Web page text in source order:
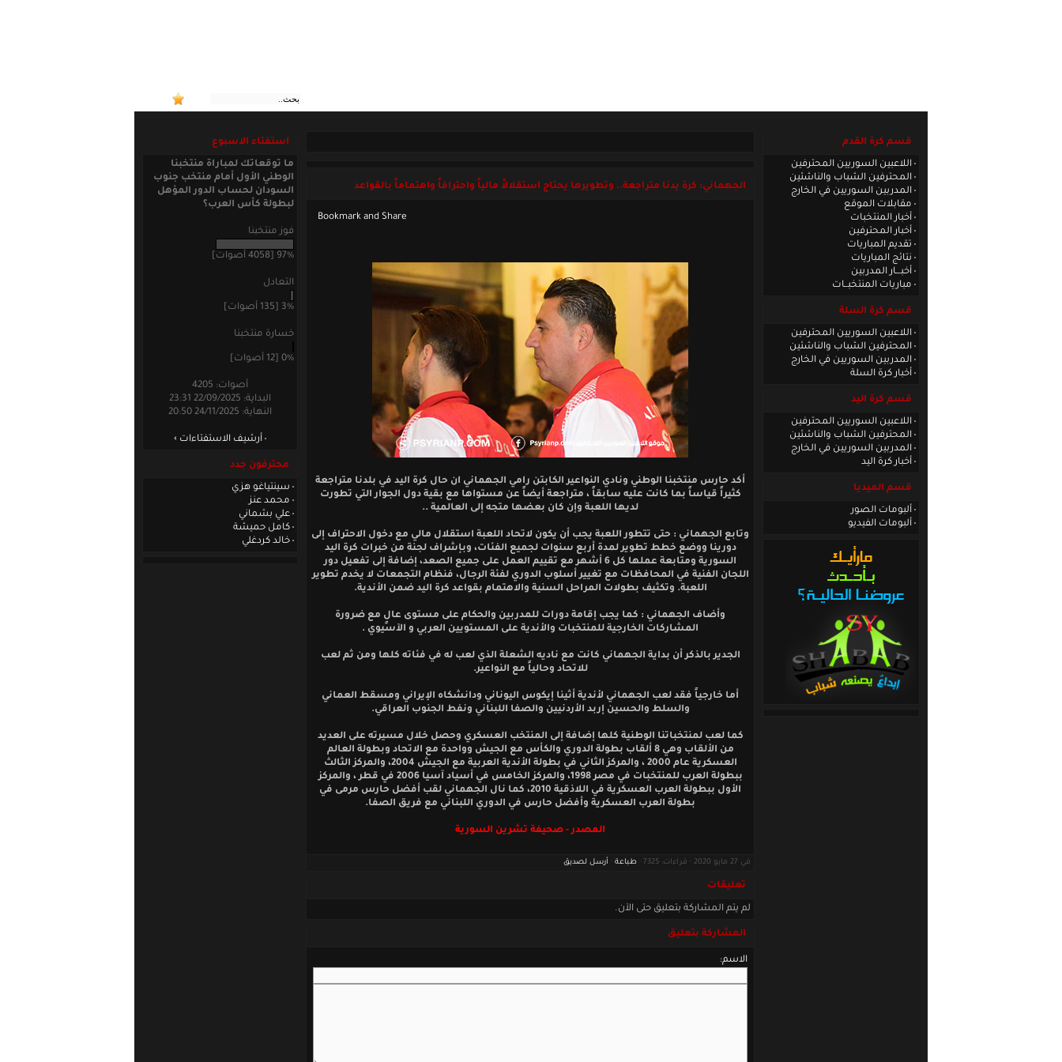
قسم كرة القدم
اللاعبين السوريين المحترفين
المحترفين الشباب والناشئين
المدربين السوريين في الخارج
مقابلات الموقع
أخبار المنتخبات
أخبار المحترفين
تقديم المباريات
نتائج المباريات
أخبـــار المدربين
مباريات المنتخبــات
قسم كرة السلة
اللاعبين السوريين المحترفين
المحترفين الشباب والناشئين
المدربين السوريين في الخارج
أخبار كرة السلة
قسم كرة اليد
اللاعبين السوريين المحترفين
المحترفين الشباب والناشئين
المدربين السوريين في الخارج
أخبار كرة اليد
قسم الميديا
ألبومات الصور
ألبومات الفيديو
الجهماني: كرة يدنا متراجعة.. وتطويرها يحتاج استقلالاً مالياً واحترافاً واهتماماً بالقواعد
أكد حارس منتخبنا الوطني ونادي النواعير الكابتن رامي الجهماني ان حال كرة اليد في بلدنا متراجعة
كثيراً قياساً بما كانت عليه سابقاً ، متراجعة أيضاً عن مستواها مع بقية دول الجوار التي تطورت
لديها اللعبة وإن كان بعضها متجه إلى العالمية ..
وتابع الجهماني : حتى تتطور اللعبة يجب أن يكون لاتحاد اللعبة استقلال مالي مع دخول الاحتراف إلى
دورينا ووضع خطط تطوير لمدة أربع سنوات لجميع الفئات، وبإشراف لجنة من خبرات كرة اليد
السورية ومتابعة عملها كل 6 أشهر مع تقييم العمل على جميع الصعد، إضافة إلى تفعيل دور
اللجان الفنية في المحافظات مع تغيير أسلوب الدوري لفئة الرجال، فنظام التجمعات لا يخدم تطوير
اللعبة. وتكثيف بطولات المراحل السنية والاهتمام بقواعد كرة اليد ضمن الأندية.
وأضاف الجهماني : كما يجب إقامة دورات للمدربين والحكام على مستوى عالٍ مع ضرورة
المشاركات الخارجية للمنتخبات والأندية على المستويين العربي و الآسيوي .
الجدير بالذكر أن بداية الجهماني كانت مع ناديه الشعلة الذي لعب له في فئاته كلها ومن ثم لعب
للاتحاد وحالياً مع النواعير.
أما خارجياً فقد لعب الجهماني لأندية أثينا إيكوس اليوناني ودانشكاه الإيراني ومسقط العماني
والسلط والحسين إربد الأردنيين والصفا اللبناني ونفط الجنوب العراقي.
كما لعب لمنتخباتنا الوطنية كلها إضافة إلى المنتخب العسكري وحصل خلال مسيرته على العديد
من الألقاب وهي 8 ألقاب بطولة الدوري والكأس مع الجيش وواحدة مع الاتحاد وبطولة العالم
العسكرية عام 2000 ، والمركز الثاني في بطولة الأندية العربية مع الجيش 2004، والمركز الثالث
ببطولة العرب للمنتخبات في مصر 1998، والمركز الخامس في أسياد آسيا 2006 في قطر ، والمركز
الأول ببطولة العرب العسكرية في اللاذقية 2010، كما نال الجهماني لقب أفضل حارس مرمى في
بطولة العرب العسكرية وأفضل حارس في الدوري اللبناني مع فريق الصفا.
المصدر - صحيفة تشرين السورية
في 27 مايو 2020 · قراءات: 7325 · طباعة أرسل لصديق
تعليقات
لم يتم المشاركة بتعليق حتى الآن.
المشاركة بتعليق
الاسم:
استفتاء الاسبوع
ما توقعاتك لمباراة منتخبنا
الوطني الأول أمام منتخب جنوب
السودان لحساب الدور المؤهل
لبطولة كأس العرب؟
فوز منتخبنا
97% [4058 أصوات]
التعادل
3% [135 أصوات]
خسارة منتخبنا
0% [12 أصوات]
أصوات: 4205
البداية: 22/09/2025 23:31
النهاية: 24/11/2025 20:50
أرشيف الاستفتاءات
محترفون جدد
سينتياغو هزي
محمد عنز
علي بشماني
كامل حميشة
خالد كردغلي